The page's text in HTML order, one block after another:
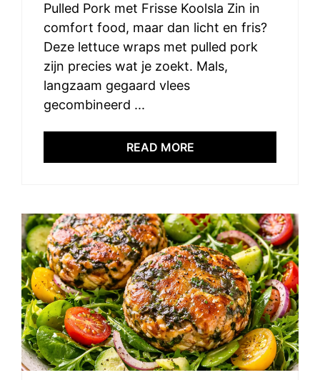
Pulled Pork met Frisse Koolsla Zin in
comfort food, maar dan licht en fris?
Deze lettuce wraps met pulled pork
zijn precies wat je zoekt. Mals,
langzaam gegaard vlees
gecombineerd ...
READ MORE